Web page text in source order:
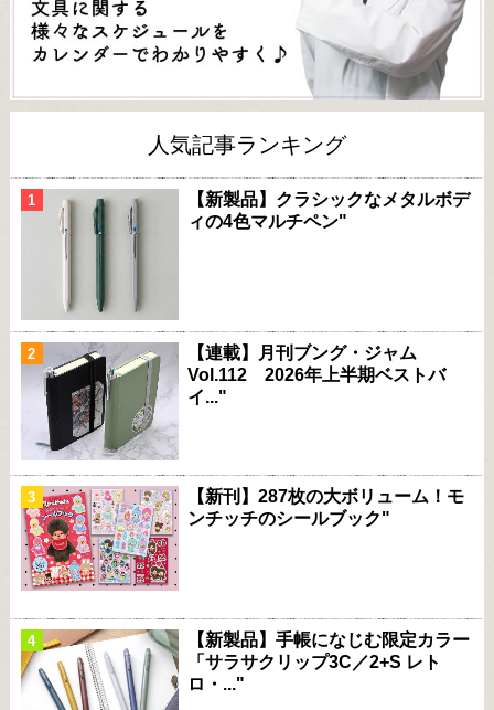
人気記事ランキング
【新製品】クラシックなメタルボデ
ィの4色マルチペン"
【連載】月刊ブング・ジャム
Vol.112 2026年上半期ベストバ
イ..."
【新刊】287枚の大ボリューム！モ
ンチッチのシールブック"
【新製品】手帳になじむ限定カラー
「サラサクリップ3C／2+S レト
ロ・..."